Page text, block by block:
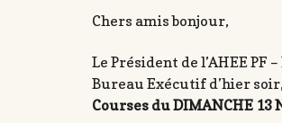
Chers amis bonjour,
Le Président de l’AHEE
Bureau Exécutif d’hier
Courses du DIMANCHE 13